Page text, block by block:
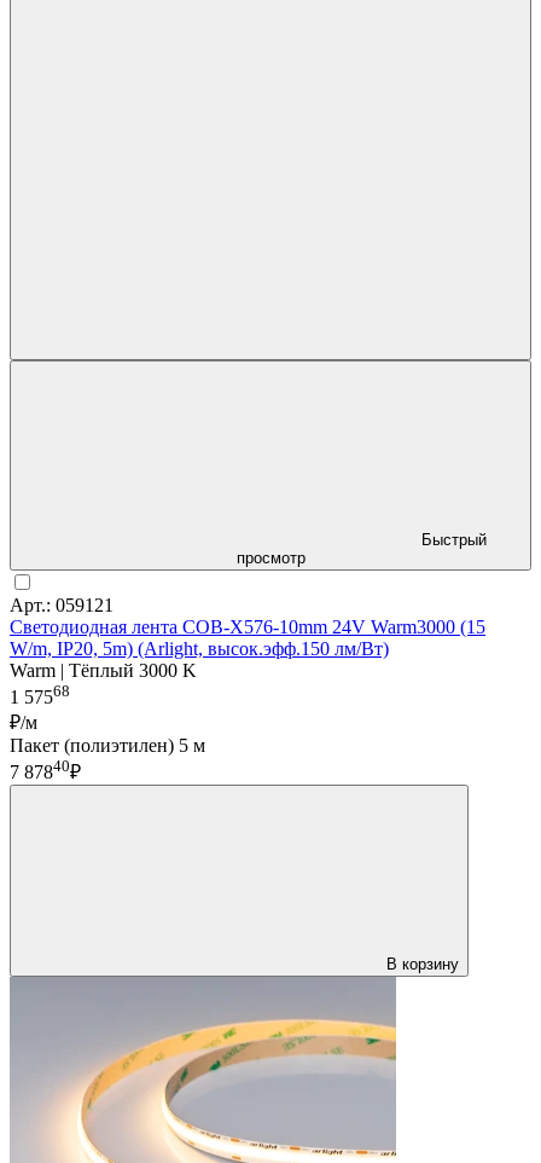
Быстрый
просмотр
Арт.: 059121
Светодиодная лента COB-X576-10mm 24V Warm3000 (15
W/m, IP20, 5m) (Arlight, высок.эфф.150 лм/Вт)
Warm | Тёплый 3000 K
1 57568
₽/м
Пакет (полиэтилен) 5 м
7 87840₽
В корзину